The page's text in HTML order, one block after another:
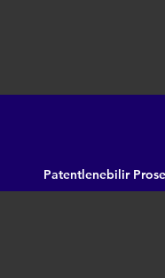
Patentlenebilir